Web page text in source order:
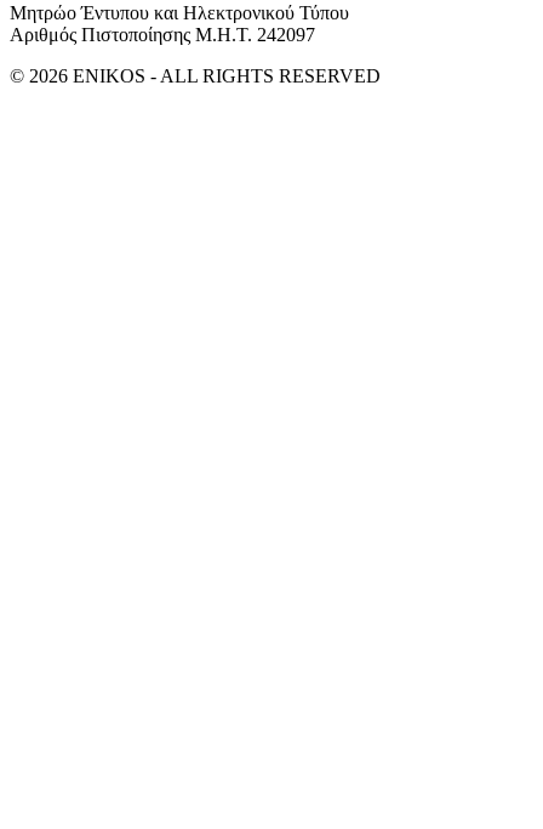
Μητρώο Έντυπου και Ηλεκτρονικού Τύπου
Αριθμός Πιστοποίησης Μ.Η.Τ. 242097
© 2026 ENIKOS - ALL RIGHTS RESERVED